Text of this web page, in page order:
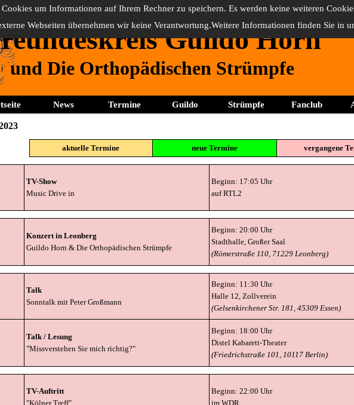
um Informationen auf Ihrem Rechner zu speichern. Es werden keine weiteren
Webseiten übernehmen wir keine Verantwortung.Weitere Informationen finden Sie in
Menü überspringen
News ▼
Termine ▼
Guildo ▼
Strümpfe Fanclub
Guildo Horn
und Die Orthopädischen Strümpfe
aktuelle Termine neue Termine vergangene
TV-Show
Music Drive in
Beginn: 17:05 Uhr
auf RTL2
Konzert in Leonberg
Guildo Horn & Die Orthopädischen Strümpfe
Beginn: 20:00 Uhr
Stadthalle, Großer Saal
(Römerstraße 110, 71229 Leonberg)
Talk
Sonntalk mit Peter Großmann
Beginn: 11:30 Uhr
Halle 12, Zollverein
(Gelsenkirchener Str. 181, 45309 Essen)
Talk / Lesung
"Missverstehen Sie mich richtig?"
Beginn: 18:00 Uhr
Distel Kabarett-Theater
(Friedrichstraße 101, 10117 Berlin)
TV-Auftritt
"Kölner Treff"
Beginn: 22:00 Uhr
im WDR